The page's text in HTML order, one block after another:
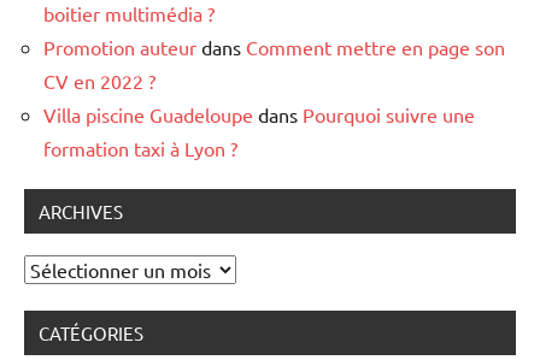
boitier multimédia ?
Promotion auteur dans Comment mettre en page son
CV en 2022 ?
Villa piscine Guadeloupe dans Pourquoi suivre une
formation taxi à Lyon ?
ARCHIVES
Archives
CATÉGORIES